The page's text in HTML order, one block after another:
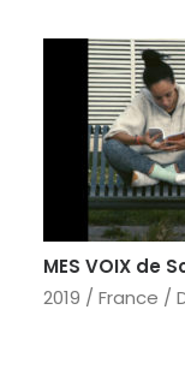
MES VOIX de
2019 / France /